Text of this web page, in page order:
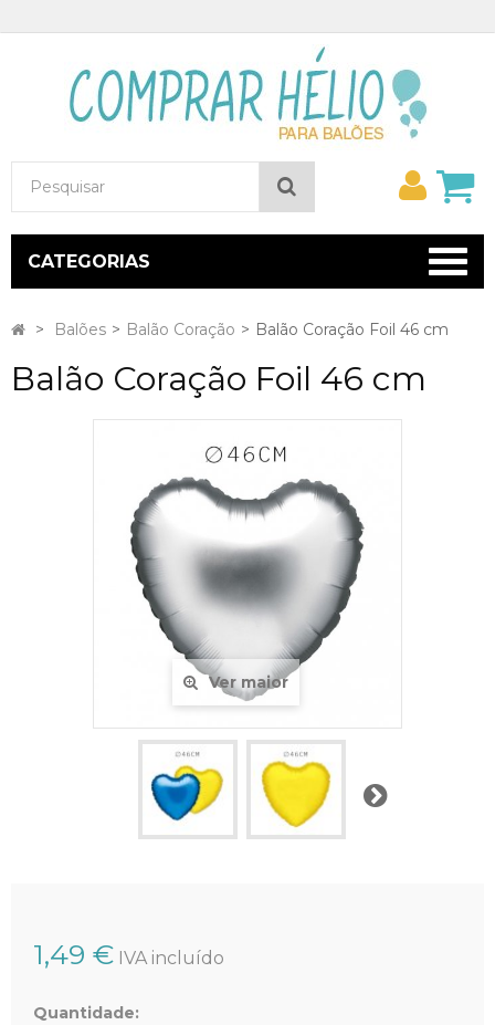
conta
CATEGORIAS
> Balões > Balão Coração > Balão Coração Foil 46 cm
Balão Coração Foil 46 cm
Ver maior
Próximo
1,49 € IVA incluído
Quantidade: